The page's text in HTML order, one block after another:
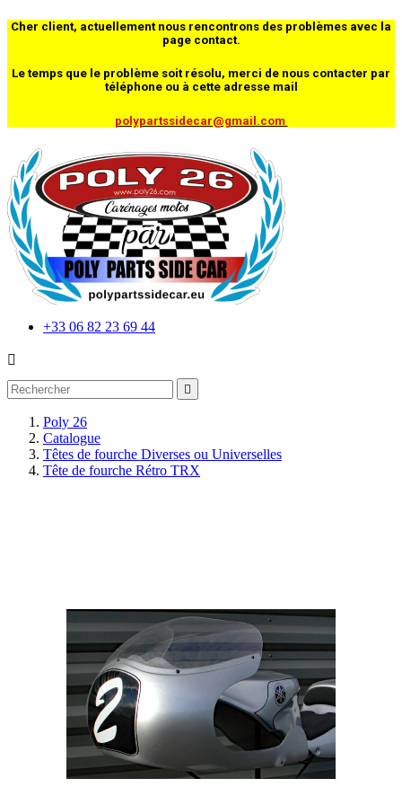
Cher client, actuellement nous rencontrons des problèmes avec la
page contact.
Le temps que le problème soit résolu, merci de nous contacter par
téléphone ou à cette adresse mail
polypartssidecar@gmail.com
+33 06 82 23 69 44


Poly 26
Catalogue
Têtes de fourche Diverses ou Universelles
Tête de fourche Rétro TRX